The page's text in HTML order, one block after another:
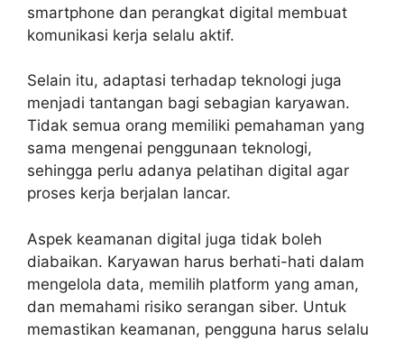
smartphone dan perangkat digital membuat
komunikasi kerja selalu aktif.
Selain itu, adaptasi terhadap teknologi juga
menjadi tantangan bagi sebagian karyawan.
Tidak semua orang memiliki pemahaman yang
sama mengenai penggunaan teknologi,
sehingga perlu adanya pelatihan digital agar
proses kerja berjalan lancar.
Aspek keamanan digital juga tidak boleh
diabaikan. Karyawan harus berhati-hati dalam
mengelola data, memilih platform yang aman,
dan memahami risiko serangan siber. Untuk
memastikan keamanan, pengguna harus selalu